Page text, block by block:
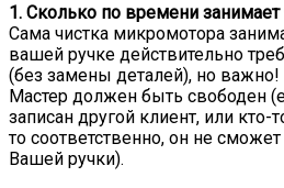
1. Сколько по времени
Сама чистка микромотора
вашей ручке действительно
(без замены деталей), но важно!
Мастер должен быть свободен
записан другой клиент, или кто-
то соответственно, он не
Вашей ручки).